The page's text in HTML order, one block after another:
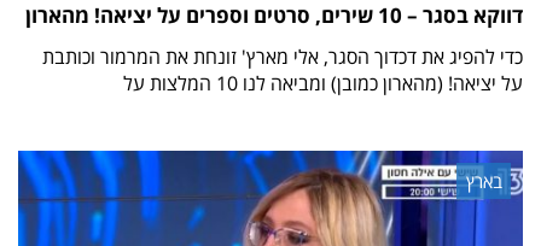
דווקא בסגר – 10 שירים, סרטים וספרים על יציאה! מהארון
כדי להפיג את דכדוך הסגר, אלי מארץ' זונחת את המרמור וכותבת
על יציאה! (מהארון כמובן) ומביאה לנו 10 המלצות על
בארץ